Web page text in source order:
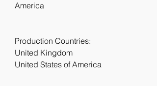
America
Production Countries:
United Kingdom
United States of America